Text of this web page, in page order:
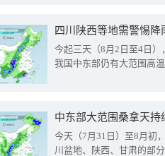
今起三天（8月2日至4日
我国中东部仍有大范围高
中东部大范围桑拿天
今天（7月31日）至8月初
川盆地、陕西、甘肃的部